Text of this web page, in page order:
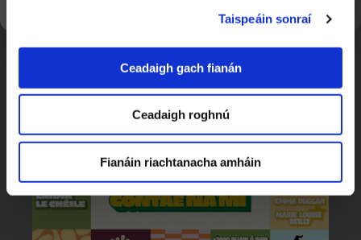
Taispeáin sonraí
Ceadaigh gach fianán
Ceadaigh roghnú
Fianáin riachtanacha amháin
Cúrsaí an Chontae